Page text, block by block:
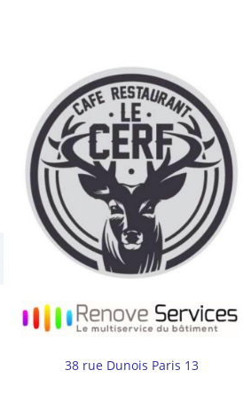
38 rue Dunois Paris 13